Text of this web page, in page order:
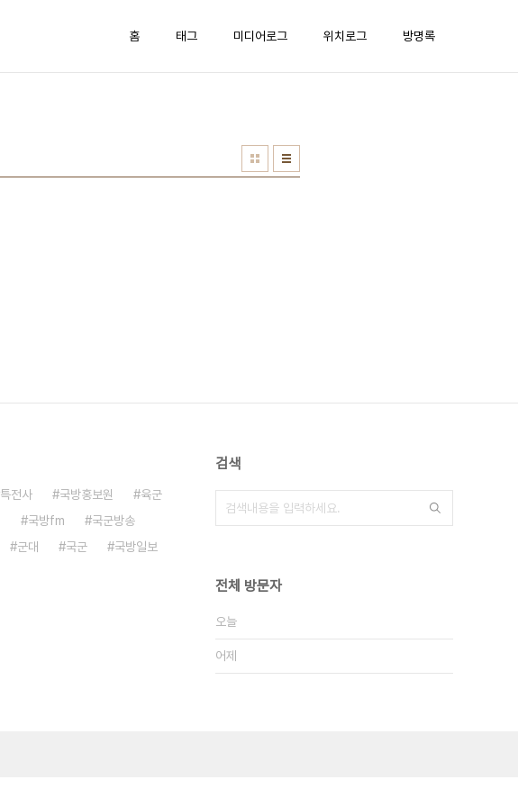
홈 태그 미디어로그 위치로그 방명록
특전사 국방홍보원
육군
국방fm
국군방송
군대 국군
국방일보
검색
전체 방문자
오늘
어제